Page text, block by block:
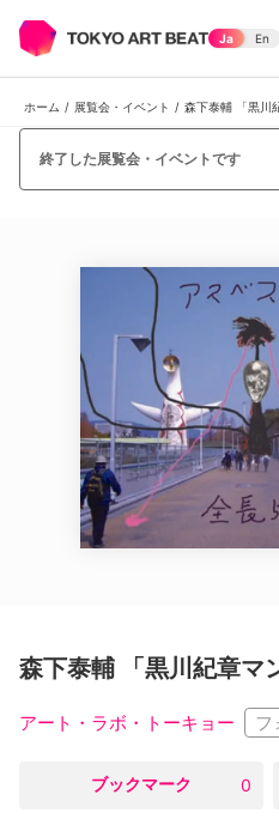
Ja En
ホーム / 展覧会・イベント /
終了した展覧会・イベントです
森下泰輔 「黒川紀章マ
アート・ラボ・トーキョー フ
ブックマーク 0